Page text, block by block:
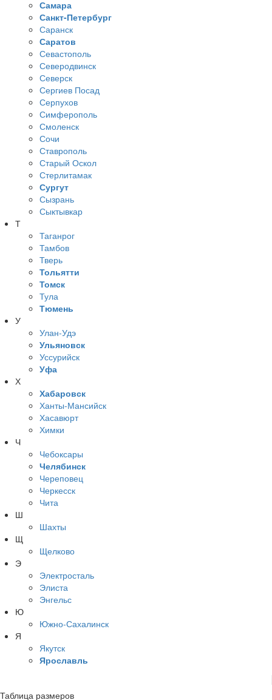
Самара
Санкт-Петербург
Саранск
Саратов
Севастополь
Северодвинск
Северск
Сергиев Посад
Серпухов
Симферополь
Смоленск
Сочи
Ставрополь
Старый Оскол
Стерлитамак
Сургут
Сызрань
Сыктывкар
Т
Таганрог
Тамбов
Тверь
Тольятти
Томск
Тула
Тюмень
У
Улан-Удэ
Ульяновск
Уссурийск
Уфа
Х
Хабаровск
Ханты-Мансийск
Хасавюрт
Химки
Ч
Чебоксары
Челябинск
Череповец
Черкесск
Чита
Ш
Шахты
Щ
Щелково
Э
Электросталь
Элиста
Энгельс
Ю
Южно-Сахалинск
Я
Якутск
Ярославль
Таблица размеров